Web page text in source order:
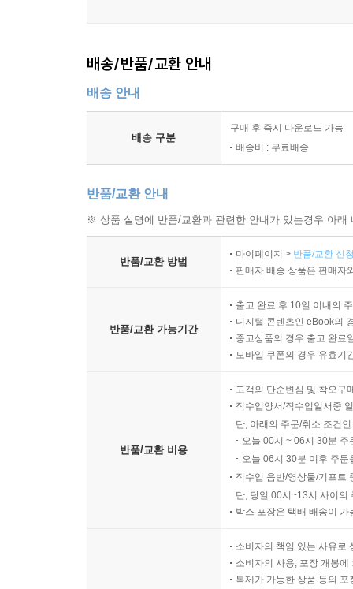
배송/반품/교환 안내
배송 안내
배송 구분
구매 후 즉시 다운로드 가능
배송비 : 무료배송
반품/교환 안내
※ 상품 설명에 반품/교환과 관련한 안내가 있는경우 아
반품/교환 방법
마이페이지 > 반품/교환 신
판매자 배송 상품은 판매자
반품/교환 가능기간
출고 완료 후 10일 이내의
디지털 콘텐츠인 eBook의
중고상품의 경우 출고 완료
모바일 쿠폰의 경우 유효기
반품/교환 비용
고객의 단순변심 및 착오구
직수입양서/직수입일서중
단, 아래의 주문/취소 조건
오늘 00시 ~ 06시 30분
오늘 06시 30분 이후 주
직수입 음반/영상물/기프트
단, 당일 00시~13시 사이의
박스 포장은 택배 배송이
소비자의 책임 있는 사유로
소비자의 사용, 포장 개봉
복제가 가능한 상품 등의